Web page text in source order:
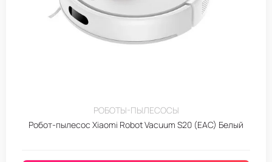
РОБОТЫ-ПЫЛЕСОСЫ
Робот-пылесос Xiaomi Robot Vacuum S20 (EAC) Белый